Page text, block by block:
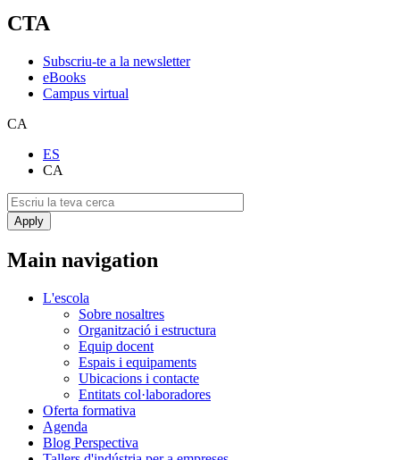
CTA
Subscriu-te a la newsletter
eBooks
Campus virtual
CA
ES
CA
Main navigation
L'escola
Sobre nosaltres
Organització i estructura
Equip docent
Espais i equipaments
Ubicacions i contacte
Entitats col·laboradores
Oferta formativa
Agenda
Blog Perspectiva